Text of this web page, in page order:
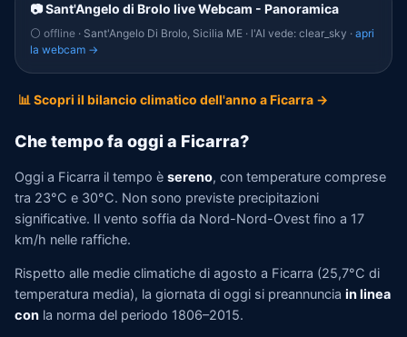
📷 Sant'Angelo di Brolo live Webcam - Panoramica
⚪ offline · Sant'Angelo Di Brolo, Sicilia ME · l'AI vede: clear_sky · apri
la webcam →
📊 Scopri il bilancio climatico dell'anno a Ficarra →
Che tempo fa oggi a Ficarra?
Oggi a Ficarra il tempo è sereno, con temperature comprese
tra 23°C e 30°C. Non sono previste precipitazioni
significative. Il vento soffia da Nord-Nord-Ovest fino a 17
km/h nelle raffiche.
Rispetto alle medie climatiche di agosto a Ficarra (25,7°C di
temperatura media), la giornata di oggi si preannuncia in linea
con la norma del periodo 1806–2015.